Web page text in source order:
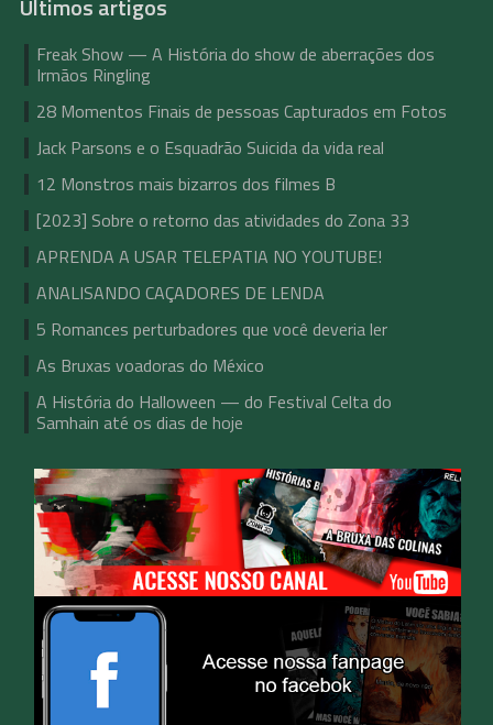
Freak Show — A História do show de aberrações dos
Irmãos Ringling
28 Momentos Finais de pessoas Capturados em Fotos
Jack Parsons e o Esquadrão Suicida da vida real
12 Monstros mais bizarros dos filmes B
[2023] Sobre o retorno das atividades do Zona 33
APRENDA A USAR TELEPATIA NO YOUTUBE!
ANALISANDO CAÇADORES DE LENDA
5 Romances perturbadores que você deveria ler
As Bruxas voadoras do México
A História do Halloween — do Festival Celta do
Samhain até os dias de hoje